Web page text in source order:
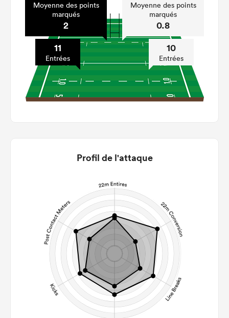
Moyenne des points
marqués
2
11
Entrées
Moyenne des points
marqués
0.8
10
Entrées
Profil de l'attaque